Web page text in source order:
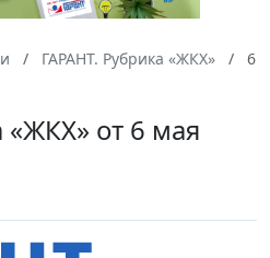
ГАРАНТ. Рубрика «ЖКХ»
6
«ЖКХ» от 6 мая